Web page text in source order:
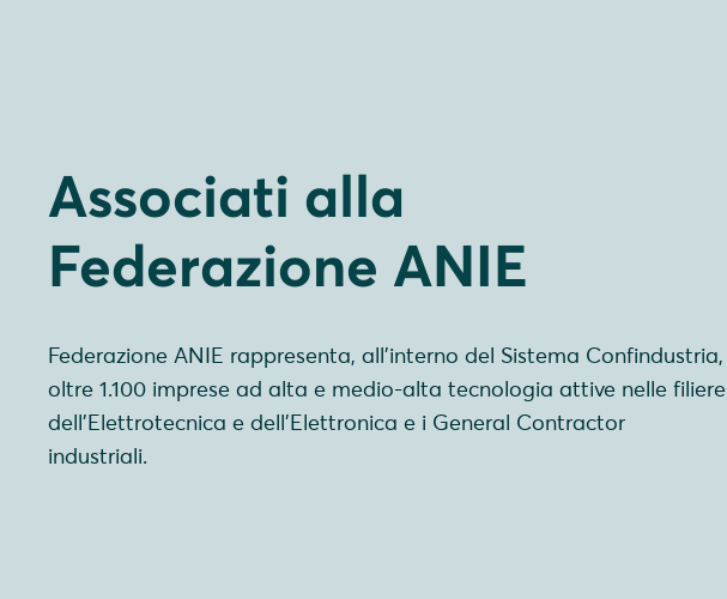
Associati alla
Federazione ANIE
Federazione ANIE rappresenta, all’interno del Sistema Confindustria,
oltre 1.100 imprese ad alta e medio-alta tecnologia attive nelle filiere
dell’Elettrotecnica e dell’Elettronica e i General Contractor
industriali.